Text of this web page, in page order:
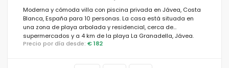
Moderna y cómoda villa con piscina privada en Jávea, Costa
Blanca, España para 10 personas. La casa está situada en
una zona de playa arbolada y residencial, cerca de
supermercados y a 4 km de la playa La Granadella, Jávea.
Precio por día desde: € 182